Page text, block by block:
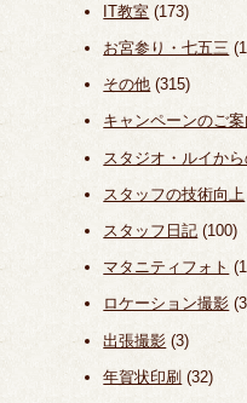
IT教室 (173)
お宮参り・七五三
その他 (315)
キャンペーンのご案
スタジオ・ルイか
スタッフの技術向上
スタッフ日記 (100)
マタニティフォト
ロケーション撮影
出張撮影 (3)
年賀状印刷 (32)